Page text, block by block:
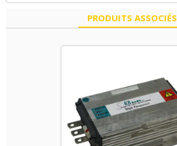
PRODUITS ASSOCIÉS